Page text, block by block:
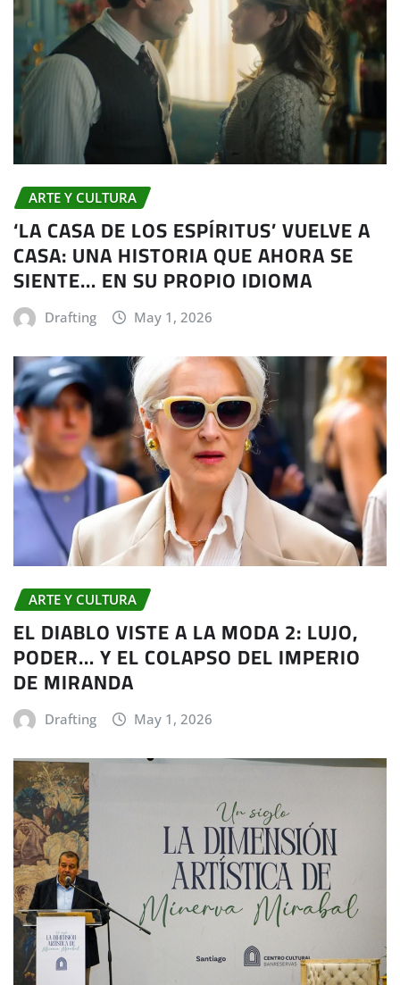
ARTE Y CULTURA
‘LA CASA DE LOS ESPÍRITUS’ VUELVE A
CASA: UNA HISTORIA QUE AHORA SE
SIENTE… EN SU PROPIO IDIOMA
Drafting May 1, 2026
ARTE Y CULTURA
EL DIABLO VISTE A LA MODA 2: LUJO,
PODER… Y EL COLAPSO DEL IMPERIO
DE MIRANDA
Drafting May 1, 2026